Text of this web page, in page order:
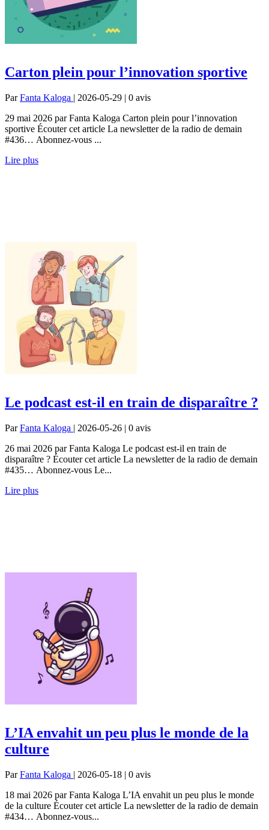
Carton plein pour l’innovation sportive
ParFanta Kaloga | 2026-05-29 | 0 avis
29 mai 2026 par Fanta Kaloga Carton plein pour l’innovation
sportive Écouter cet article La newsletter de la radio de demain
#436… Abonnez-vous ...
Lire plus
Le podcast est-il en train de disparaître ?
ParFanta Kaloga | 2026-05-26 | 0 avis
26 mai 2026 par Fanta Kaloga Le podcast est-il en train de
disparaître ? Écouter cet article La newsletter de la radio de demain
#435… Abonnez-vous Le...
Lire plus
L’IA envahit un peu plus le monde de la
culture
ParFanta Kaloga | 2026-05-18 | 0 avis
18 mai 2026 par Fanta Kaloga L’IA envahit un peu plus le monde
de la culture Écouter cet article La newsletter de la radio de demain
#434… Abonnez-vous...